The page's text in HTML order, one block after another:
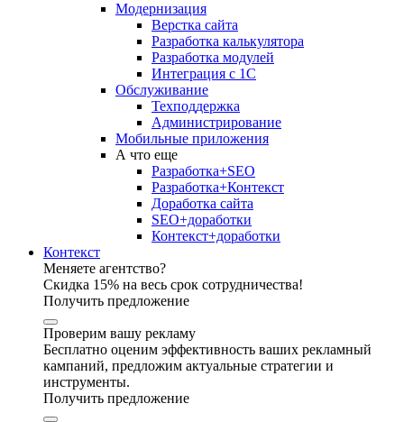
Модернизация
Верстка сайта
Разработка калькулятора
Разработка модулей
Интеграция с 1С
Обслуживание
Техподдержка
Администрирование
Мобильные приложения
А что еще
Разработка+SEO
Разработка+Контекст
Доработка сайта
SEO+доработки
Контекст+доработки
Контекст
Меняете агентство?
Скидка 15% на весь срок сотрудничества!
Получить предложение
Проверим вашу рекламу
Бесплатно оценим эффективность ваших рекламный
кампаний, предложим актуальные стратегии и
инструменты.
Получить предложение